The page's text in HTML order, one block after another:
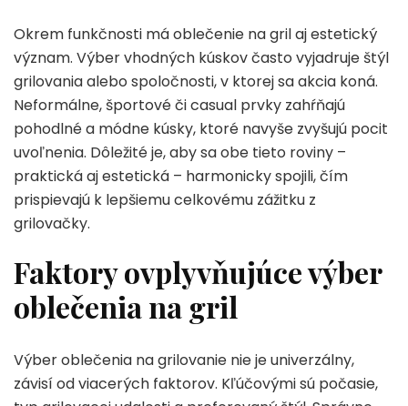
Okrem funkčnosti má oblečenie na gril aj estetický
význam. Výber vhodných kúskov často vyjadruje štýl
grilovania alebo spoločnosti, v ktorej sa akcia koná.
Neformálne, športové či casual prvky zahŕňajú
pohodlné a módne kúsky, ktoré navyše zvyšujú pocit
uvoľnenia. Dôležité je, aby sa obe tieto roviny –
praktická aj estetická – harmonicky spojili, čím
prispievajú k lepšiemu celkovému zážitku z
grilovačky.
Faktory ovplyvňujúce výber
oblečenia na gril
Výber oblečenia na grilovanie nie je univerzálny,
závisí od viacerých faktorov. Kľúčovými sú počasie,